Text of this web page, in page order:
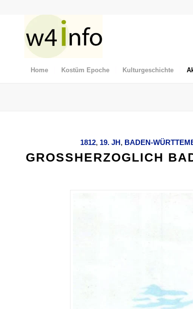
Home Kostüm Epoche Kulturgeschichte
1812, 19. JH, BADEN-
GROSSHERZOGLICH